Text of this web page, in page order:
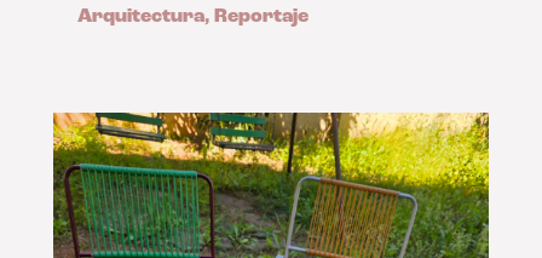
Arquitectura, Reportaje